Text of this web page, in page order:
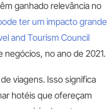
ganhado relevância no
ter um impacto grande
and Tourism Council
negócios, no ano de 2021.
viagens. Isso significa
hotéis que ofereçam